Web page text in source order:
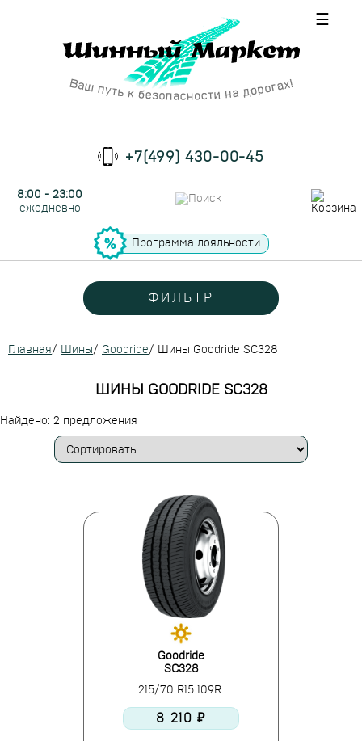
☰
+7(499) 430-00-45
8:00 - 23:00
ежедневно
Программа лояльности
ФИЛЬТР
Главная/ Шины/ Goodride/ Шины Goodride SC328
ШИНЫ GOODRIDE SC328
Найдено: 2 предложения
Goodride
SC328
215/70 R15 109R
8 210 ₽